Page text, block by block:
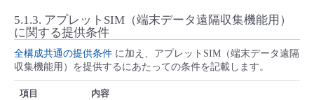
5.1.3. アプレットSIM（端末データ遠隔収集機能用）
に関する提供条件
全構成共通の提供条件 に加え、アプレットSIM（端末データ遠隔
収集機能用）を提供するにあたっての条件を記載します。
項目 内容